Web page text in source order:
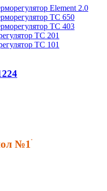
Element 2.0
ТС 650
ТС 403
ТС 201
ТС 101
№1 *